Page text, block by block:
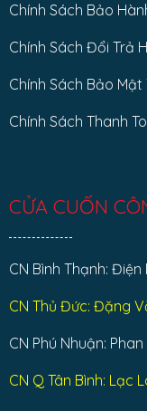
Chính Sách Bảo
Chính Sách Đổi Trả
Chính Sách Bảo
Chính Sách Thanh
CỬA CUỐN
CN Bình Thạnh: Điện
CN Thủ Đức: Đặng
CN Phú Nhuận:
CN Q Tân Bình: Lạc